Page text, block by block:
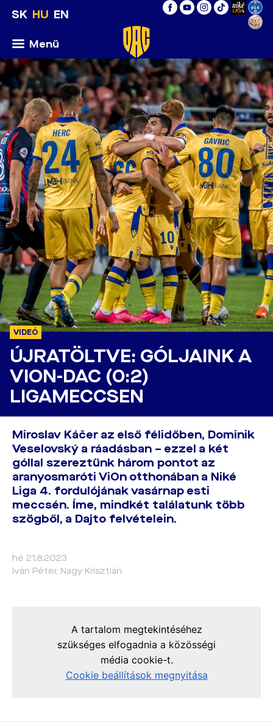
SK HU EN
Menü
VIDEÓ
ÚJRATÖLTVE: GÓLJAINK A
VION-DAC (0:2)
LIGAMECCSEN
Miroslav Káčer az első félidőben, Dominik
Veselovský a ráadásban – ezzel a két
góllal szereztünk három pontot az
aranyosmaróti ViOn otthonában a Niké
Liga 4. fordulójának vasárnap esti
meccsén. Íme, mindkét találatunk több
szögből, a Dajto felvételein.
hé 21.8.2023
Iván Péter, Nagy Krisztián